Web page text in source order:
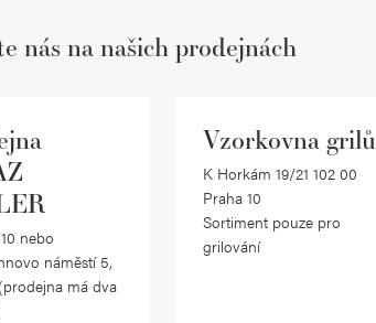
á
a
c
í
p
nás na našich prodejnách
nebo
náměstí 5,
má dva
Vzorkovna grilů
K Horkám 19/21 102 00
Praha 10
Sortiment pouze pro
grilování